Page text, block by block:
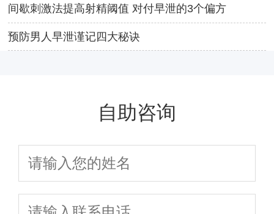
间歇刺激法提高射精阈值 对付早泄的3个偏方
预防男人早泄谨记四大秘诀
自助咨询